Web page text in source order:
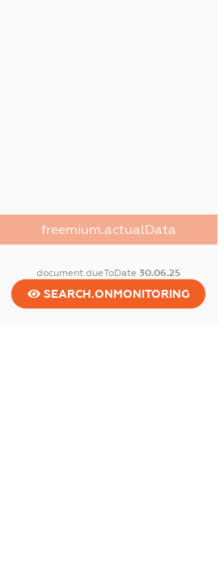
freemium.actualData
document.dueToDate30.06.25
SEARCH.ONMONITORING